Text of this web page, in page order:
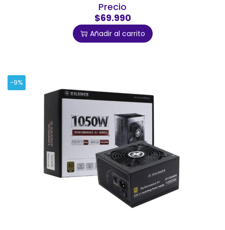
Precio
$69.990
Añadir al carrito
-9%